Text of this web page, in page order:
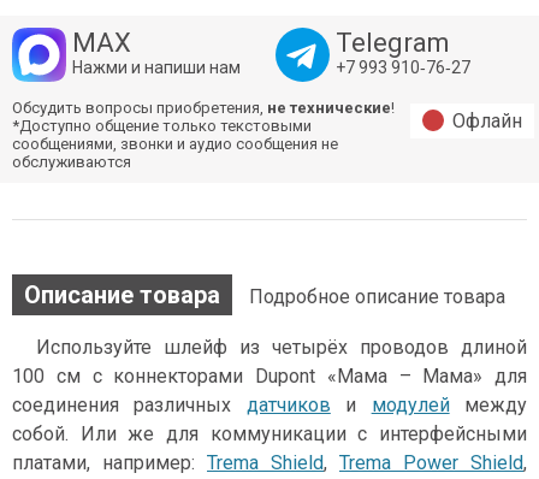
MAX
Нажми и напиши нам
Telegram
+7 993 910‑76‑27
Обсудить вопросы приобретения, не технические!
*Доступно общение только текстовыми
сообщениями, звонки и аудио сообщения не
обслуживаются
Офлайн
Описание товара Подробное описание товара
Используйте шлейф из четырёх проводов длиной
100 см с коннекторами Dupont «Мама – Мама» для
соединения различных датчиков и модулеймежду
собой. Или же для коммуникации c интерфейсными
платами, например: Trema Shield, Trema Power Shield,